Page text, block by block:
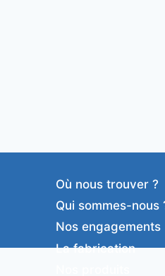
Où nous trouver ?
Qui sommes-nous
Nos engagements
La fabrication